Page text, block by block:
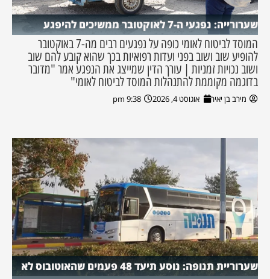
שערורייה: נפגעי ה-7 לאוקטובר ממשיכים להיפגע
המוסד לביטוח לאומי כופה על נפגעים רבים מה-7 באוקטובר
להופיע שוב ושוב בפני ועדות רפואיות בכך שהוא קובע להם שוב
ושוב נכויות זמניות | עורך הדין שמייצג את הנפגע אמר "מדובר
בדוגמה מקוממת להתנהלות המוסד לביטוח לאומי"
מירב בן יאיר אוגוסט 4, 2026 9:38 pm
שערוריית תנופה: נוסע תיעד 48 פעמים שהאוטובוס לא